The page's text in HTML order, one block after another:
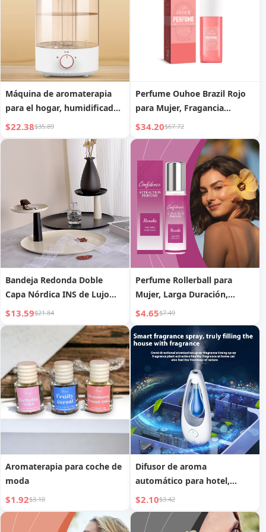
Máquina de aromaterapia
para el hogar, humidificador
silencioso para dormitorio
$22.38$35.89
Perfume Ouhoe Brazil Rojo
para Mujer, Fragancia
Natural Duradera para Citas,
Spray Corporal Floral No
Picante
$34.20$67.72
Bandeja Redonda Doble
Capa Nórdica INS de Lujo
Ligero para Vestíbulo de
Hogar, Exhibición de
Almacenamiento de
Perfume, Difusor de
Fragancia, Exhibidor de
Snacks
$13.59$21.84
Perfume Rollerball para
Mujer, Larga Duración,
Elegante y Fresco, que Emite
Encanto, Perfume de
Ambiente para Citas Diarias
en Pareja
$4.65$7.49
Aromaterapia para coche de
moda
$1.92$3.10
Difusor de aroma
automático para hotel,
máquina de pulverización de
fragancia, máquina de
aromas para el hogar,
$2.10$3.42